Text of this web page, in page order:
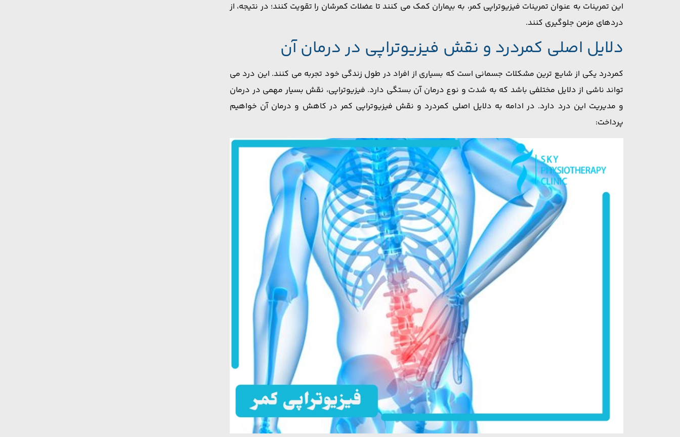
این تمرینات به عنوان تمرینات فیزیوتراپی کمر، به بیماران کمک می‌ کنند تا عضلات کمرشان را تقویت کنند؛ در نتیجه، از
دردهای مزمن جلوگیری کنند.
دلایل اصلی کمردرد و نقش فیزیوتراپی در درمان آن
کمردرد یکی از شایع ‌ترین مشکلات جسمانی است که بسیاری از افراد در طول زندگی خود تجربه می ‌کنند. این درد می
‌تواند ناشی از دلایل مختلفی باشد که به شدت و نوع درمان آن بستگی دارد. فیزیوتراپی، نقش بسیار مهمی در درمان
و مدیریت این درد دارد. در ادامه به دلایل اصلی کمردرد و نقش فیزیوتراپی کمر در کاهش و درمان آن خواهیم
پرداخت: